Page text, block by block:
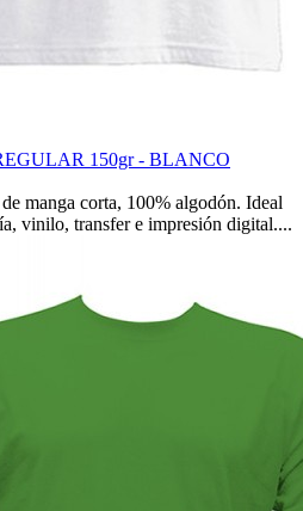
150gr - BLANCO
manga corta, 100% algodón. Ideal
vinilo, transfer e impresión digital....